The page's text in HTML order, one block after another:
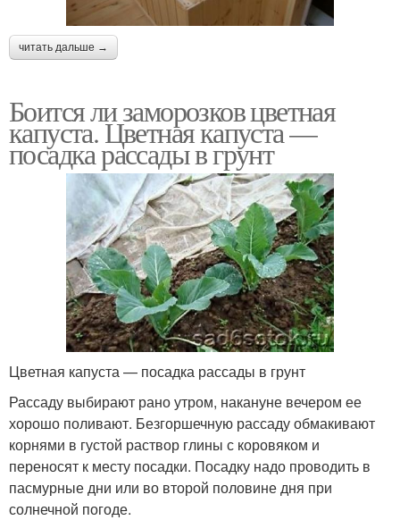
читать дальше →
Боится ли заморозков цветная
капуста. Цветная капуста —
посадка рассады в грунт
Цветная капуста — посадка рассады в грунт
Рассаду выбирают рано утром, накануне вечером ее
хорошо поливают. Безгоршечную рассаду обмакивают
корнями в густой раствор глины с коровяком и
переносят к месту посадки. Посадку надо проводить в
пасмурные дни или во второй половине дня при
солнечной погоде.